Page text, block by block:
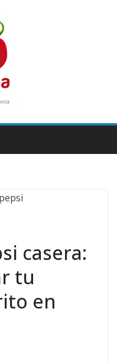
casera:
tu
en